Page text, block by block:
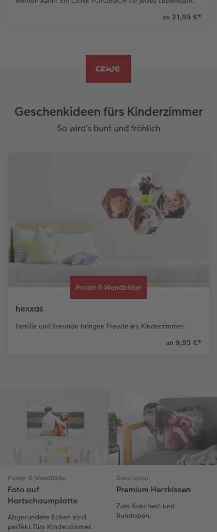
ab 21,95 €*
Geschenkideen fürs Kinderzimmer
So wird's bunt und fröhlich
Poster & Wandbilder
hexxas
Familie und Freunde bringen Freude ins Kinderzimmer.
ab 9,95 €*
Poster & Wandbilder
Foto auf
Hartschaumplatte
Abgerundete Ecken sind
perfekt fürs Kinderzimmer.
Dekoration
Premium Herzkissen
Zum Kuscheln und
Rumtoben.